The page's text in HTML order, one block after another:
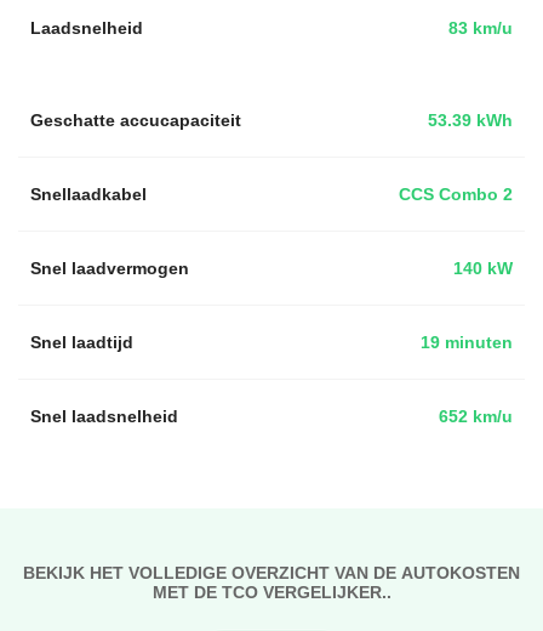
Laadsnelheid 83 km/u
53.39 kWh
Geschatte accucapaciteit
Snellaadkabel CCS Combo 2
Snel laadvermogen 140 kW
Snel laadtijd 19 minuten
Snel laadsnelheid 652 km/u
BEKIJK HET VOLLEDIGE OVERZICHT VAN DE AUTOKOSTEN
MET DE TCO VERGELIJKER..